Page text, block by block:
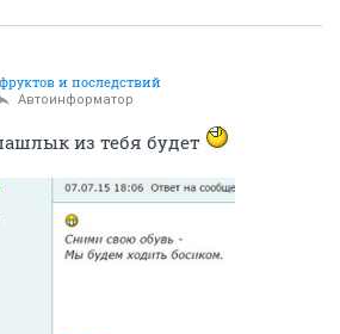
и последствий
Автоинформатор
из тебя будет